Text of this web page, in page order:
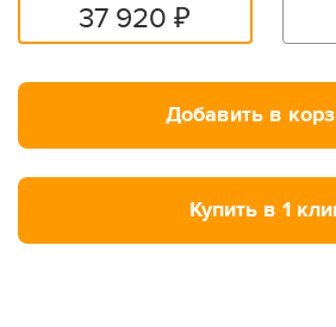
37 920 ₽
Добавить в
Купить в 1